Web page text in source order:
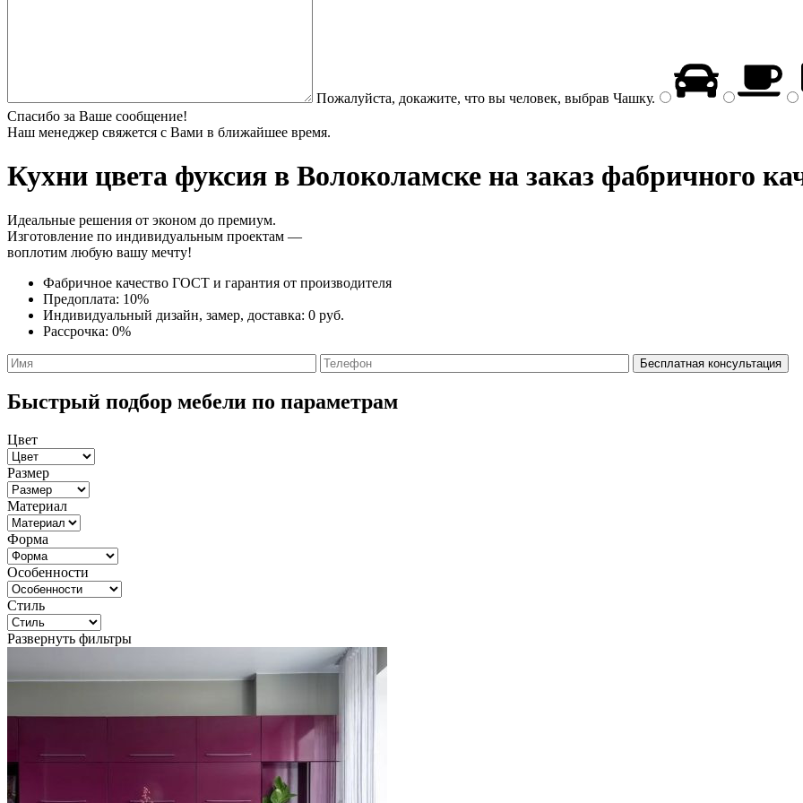
Пожалуйста, докажите, что вы человек, выбрав Чашку.
Спасибо за Ваше сообщение!
Наш менеджер свяжется с Вами в ближайшее время.
Кухни цвета фуксия в Волоколамске на заказ фабричного
Идеальные решения от эконом до премиум.
Изготовление по индивидуальным проектам —
воплотим любую вашу мечту!
Фабричное качество ГОСТ и гарантия от производителя
Предоплата: 10%
Индивидуальный дизайн, замер, доставка: 0 руб.
Рассрочка: 0%
Быстрый подбор мебели по параметрам
Цвет
Размер
Материал
Форма
Особенности
Стиль
Развернуть фильтры